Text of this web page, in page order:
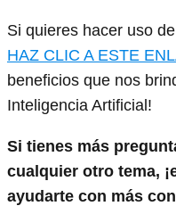
Si quieres hacer uso
HAZ CLIC A ESTE
beneficios que nos
Inteligencia Artificial!
Si tienes más
cualquier otro tema,
ayudarte con más